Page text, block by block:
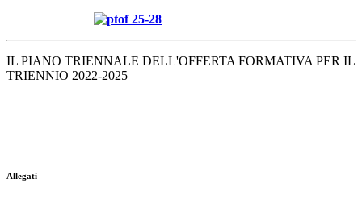
IL PIANO TRIENNALE DELL'OFFERTA FORMATIVA PER IL
TRIENNIO 2022-2025
Allegati